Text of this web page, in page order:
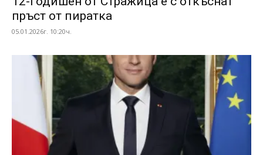
пръст от пиратка
05.01.2026г. 10:20ч.